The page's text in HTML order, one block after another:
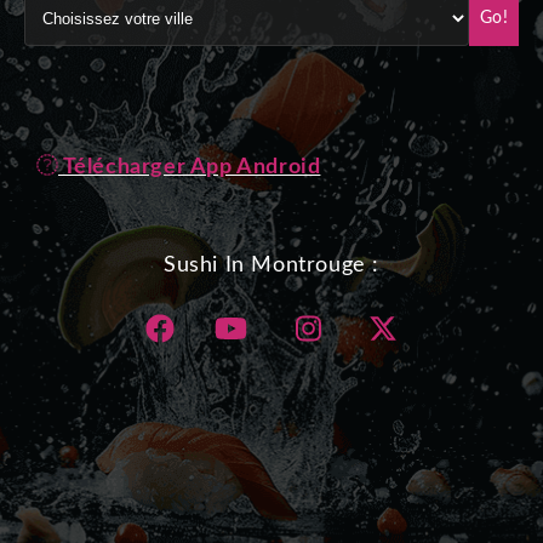
Go!
Télécharger App Android
Sushi In Montrouge :